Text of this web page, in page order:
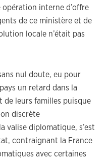
opération interne d’offre
de ce ministère et de
locale n’était pas
nul doute, eu pour
un retard dans la
de leurs familles puisque
discrète
valise diplomatique, s’est
contraignant la France
avec certaines